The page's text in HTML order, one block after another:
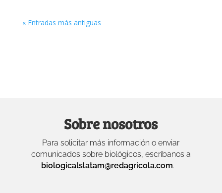
« Entradas más antiguas
Sobre nosotros
Para solicitar más información o enviar
comunicados sobre biológicos, escríbanos a
biologicalslatam@redagricola.com.